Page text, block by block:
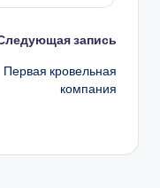
запись
Первая кровельная
компания